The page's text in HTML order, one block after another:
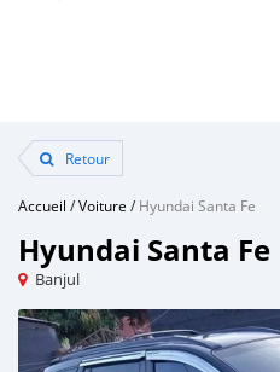
Retour
Accueil /Voiture /Hyundai Santa Fe
Hyundai Santa Fe
Banjul